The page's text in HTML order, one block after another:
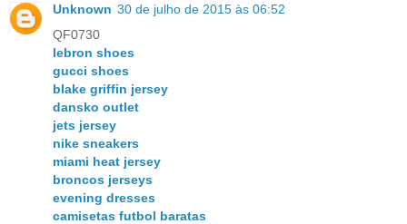
Unknown 30 de julho de 2015 às 06:52
QF0730
lebron shoes
gucci shoes
blake griffin jersey
dansko outlet
jets jersey
nike sneakers
miami heat jersey
broncos jerseys
evening dresses
camisetas futbol baratas